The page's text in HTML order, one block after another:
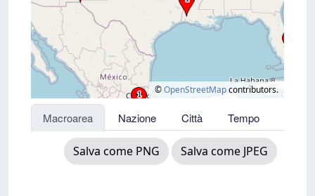
©OpenStreetMapcontributors.
Macroarea Nazione Città Tempo
Salva come PNG Salva come JPEG